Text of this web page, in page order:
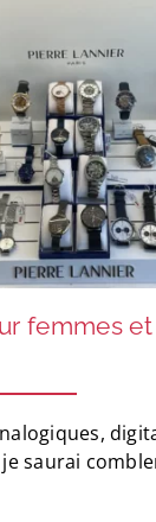
femmes
saurai